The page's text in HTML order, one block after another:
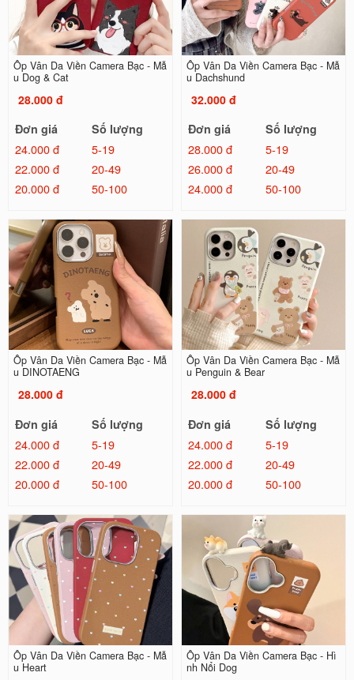
Ốp Vân Da Viền Camera Bạc - Mẫ
u Dog & Cat
28.000 đ
Đơn giá
Số lượng
24.000 đ
5-19
22.000 đ
20-49
20.000 đ
50-100
Ốp Vân Da Viền Camera Bạc - Mẫ
u Dachshund
32.000 đ
Đơn giá
Số lượng
28.000 đ
5-19
26.000 đ
20-49
24.000 đ
50-100
Ốp Vân Da Viền Camera Bạc - Mẫ
u DINOTAENG
28.000 đ
Đơn giá
Số lượng
24.000 đ
5-19
22.000 đ
20-49
20.000 đ
50-100
Ốp Vân Da Viền Camera Bạc - Mẫ
u Penguin & Bear
28.000 đ
Đơn giá
Số lượng
24.000 đ
5-19
22.000 đ
20-49
20.000 đ
50-100
Ốp Vân Da Viền Camera Bạc - Mẫ
u Heart
Ốp Vân Da Viền Camera Bạc - Hì
nh Nổi Dog